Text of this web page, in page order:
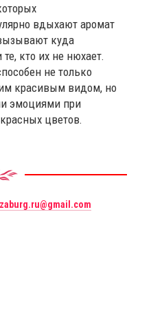
вдыхают аромат
куда
кто их не нюхает.
не только
красивым видом, но
эмоциями при
цветов.